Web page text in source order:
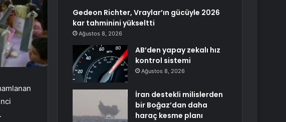
Gedeon Richter, Vraylar’ın gücüyle 2026
kar tahminini yükseltti
Ağustos 8, 2026
AB’den yapay zekalı hız
kontrol sistemi
Ağustos 8, 2026
İran destekli milislerden
bir Boğaz’dan daha
haraç kesme planı